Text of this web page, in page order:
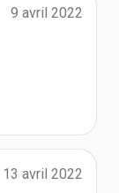
9 avril 2022
13 avril 2022